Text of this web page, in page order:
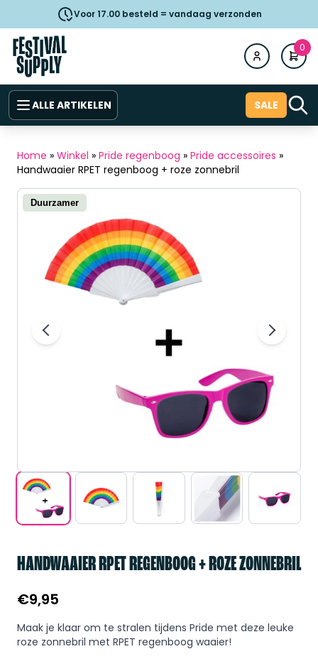
Voor 17.00 besteld = vandaag verzonden
0
ALLE ARTIKELEN SALE
Home » Winkel » Pride regenboog » Pride accessoires »
Handwaaier RPET regenboog + roze zonnebril
Duurzamer
HANDWAAIER RPET REGENBOOG + ROZE ZONNEBRIL
€9,95
Maak je klaar om te stralen tijdens Pride met deze leuke
roze zonnebril met RPET regenboog waaier!